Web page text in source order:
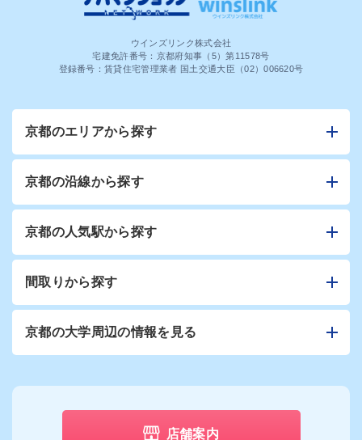
ウインズリンク株式会社
宅建免許番号：京都府知事（5）第11578号
登録番号：賃貸住宅管理業者 国土交通大臣（02）006620号
京都のエリアから探す
京都の沿線から探す
京都の人気駅から探す
間取りから探す
京都の大学周辺の情報を見る
店舗案内